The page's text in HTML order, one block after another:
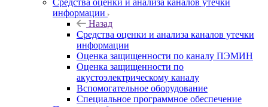
Средства оценки и анализа каналов утечки
информации
Назад
Средства оценки и анализа каналов утечки
информации
Оценка защищенности по каналу ПЭМИН
Оценка защищенности по
акустоэлектрическому каналу
Вспомогательное оборудование
Специальное программное обеспечение